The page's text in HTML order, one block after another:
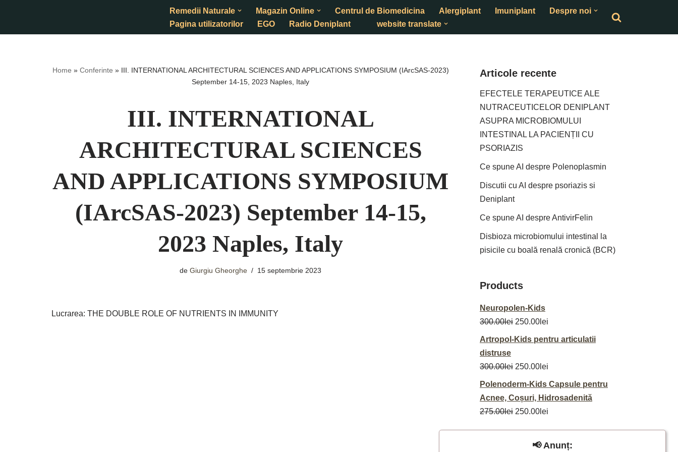
Remedii Naturale Magazin Online Centrul de Biomedicina Alergiplant Imuniplant
Despre noi
Pagina utilizatorilor
EGO Radio Deniplant website translate
Home » Conferinte » III. INTERNATIONAL ARCHITECTURAL SCIENCES AND APPLICATIONS SYMPOSIUM (IArcSAS-2023)
September 14-15, 2023 Naples, Italy
III. INTERNATIONAL
ARCHITECTURAL SCIENCES
AND APPLICATIONS SYMPOSIUM
(IArcSAS-2023) September 14-15,
2023 Naples, Italy
de Giurgiu Gheorghe 15 septembrie 2023
Lucrarea: THE DOUBLE ROLE OF NUTRIENTS IN IMMUNITY
Articole recente
EFECTELE TERAPEUTICE ALE
NUTRACEUTICELOR DENIPLANT
ASUPRA MICROBIOMULUI
INTESTINAL LA PACIENȚII CU
PSORIAZIS
Ce spune AI despre Polenoplasmin
Discutii cu AI despre psoriazis si
Deniplant
Ce spune AI despre AntivirFelin
Disbioza microbiomului intestinal la
pisicile cu boală renală cronică (BCR)
Products
Neuropolen-Kids
300.00lei 250.00 lei
Artropol-Kids pentru articulatii
distruse
300.00lei 250.00 lei
Polenoderm-Kids Capsule pentru
Acnee, Coșuri, Hidrosadenită
275.00lei 250.00 lei
📢 Anunț: